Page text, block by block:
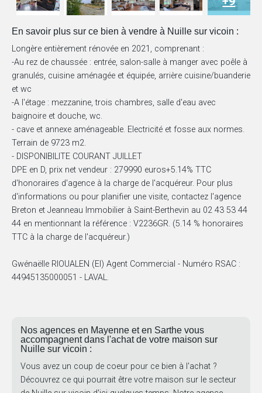
En savoir plus sur ce bien à vendre à Nuille sur vicoin :
Longère entièrement rénovée en 2021, comprenant :
-Au rez de chaussée : entrée, salon-salle à manger avec poêle à
granulés, cuisine aménagée et équipée, arrière cuisine/buanderie
et wc
-A l'étage : mezzanine, trois chambres, salle d'eau avec
baignoire et douche, wc.
- cave et annexe aménageable. Electricité et fosse aux normes.
Terrain de 9723 m2.
- DISPONIBILITE COURANT JUILLET
DPE en D, prix net vendeur : 279990 euros+5.14% TTC
d'honoraires d'agence à la charge de l'acquéreur. Pour plus
d'informations ou pour planifier une visite, contactez l'agence
Breton et Jeanneau Immobilier à Saint-Berthevin au 02 43 53 44
44 en mentionnant la référence : V2236GR. (5.14 % honoraires
TTC à la charge de l'acquéreur.)
Gwénaëlle RIOUALEN (EI) Agent Commercial - Numéro RSAC :
44945135000051 - LAVAL.
Nos agences en Mayenne et en Sarthe vous
accompagnent dans l'achat de votre maison sur
Nuille sur vicoin :
Vous avez un coup de coeur pour ce bien à l'achat ?
Découvrez ce qui pourrait être votre maison sur le secteur